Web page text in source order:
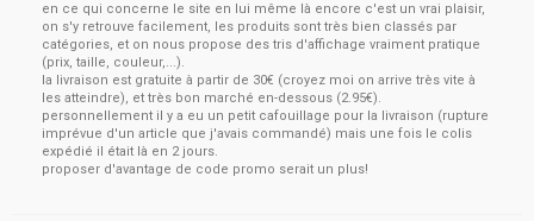
en ce qui concerne le site en lui même là encore c'est un vrai plaisir,
on s'y retrouve facilement, les produits sont très bien classés par
catégories, et on nous propose des tris d'affichage vraiment pratique
(prix, taille, couleur,...).
la livraison est gratuite à partir de 30€ (croyez moi on arrive très vite à
les atteindre), et très bon marché en-dessous (2.95€).
personnellement il y a eu un petit cafouillage pour la livraison (rupture
imprévue d'un article que j'avais commandé) mais une fois le colis
expédié il était là en 2 jours.
proposer d'avantage de code promo serait un plus!